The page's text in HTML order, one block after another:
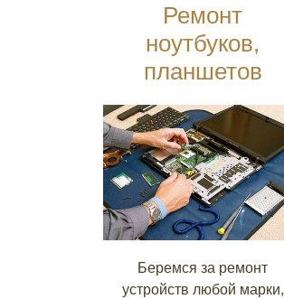
Ремонт
ноутбуков,
планшетов
Беремся за ремонт
устройств любой марки,